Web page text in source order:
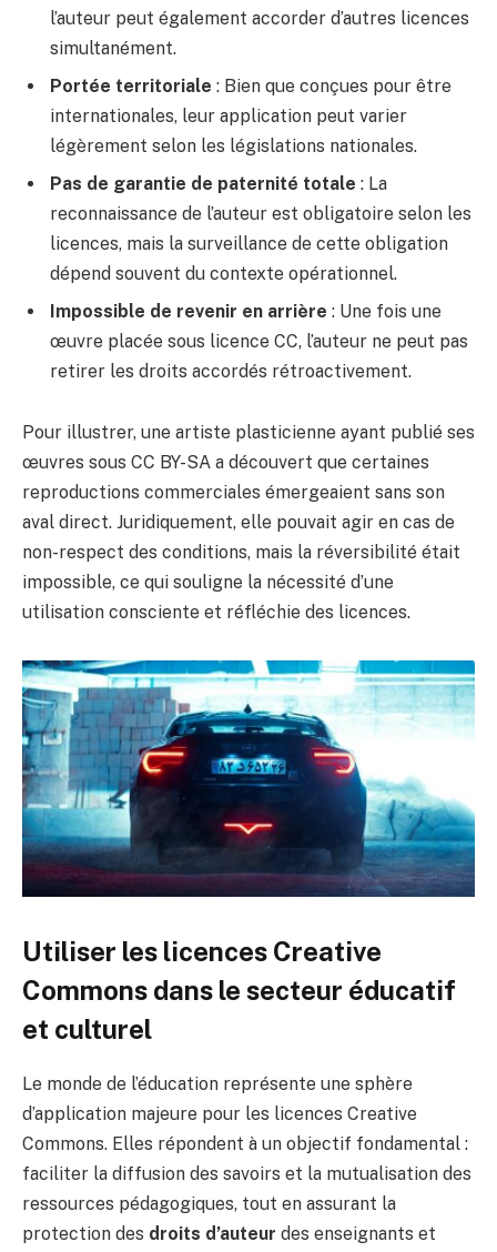
l’auteur peut également accorder d’autres licences
simultanément.
Portée territoriale : Bien que conçues pour être
internationales, leur application peut varier
légèrement selon les législations nationales.
Pas de garantie de paternité totale : La
reconnaissance de l’auteur est obligatoire selon les
licences, mais la surveillance de cette obligation
dépend souvent du contexte opérationnel.
Impossible de revenir en arrière : Une fois une
œuvre placée sous licence CC, l’auteur ne peut pas
retirer les droits accordés rétroactivement.
Pour illustrer, une artiste plasticienne ayant publié ses
œuvres sous CC BY-SA a découvert que certaines
reproductions commerciales émergeaient sans son
aval direct. Juridiquement, elle pouvait agir en cas de
non-respect des conditions, mais la réversibilité était
impossible, ce qui souligne la nécessité d’une
utilisation consciente et réfléchie des licences.
Utiliser les licences Creative
Commons dans le secteur éducatif
et culturel
Le monde de l’éducation représente une sphère
d’application majeure pour les licences Creative
Commons. Elles répondent à un objectif fondamental :
faciliter la diffusion des savoirs et la mutualisation des
ressources pédagogiques, tout en assurant la
protection des droits d’auteur des enseignants et